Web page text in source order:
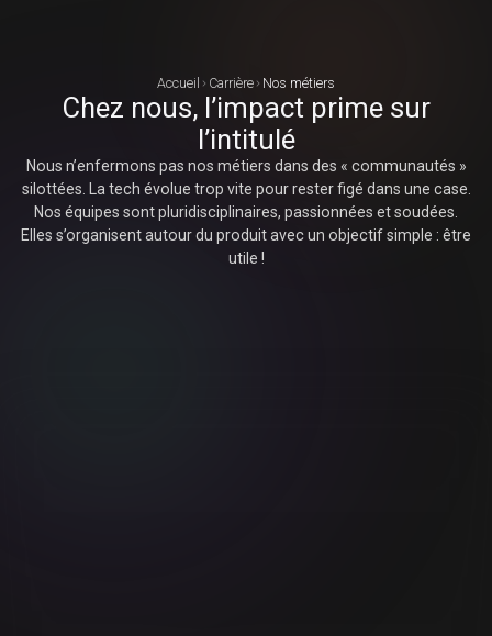
Accueil Carrière Nos métiers
Chez nous, l’impact prime sur
l’intitulé
Nous n’enfermons pas nos métiers dans des « communautés »
silottées. La tech évolue trop vite pour rester figé dans une case.
Nos équipes sont pluridisciplinaires, passionnées et soudées.
Elles s’organisent autour du produit avec un objectif simple : être
utile !